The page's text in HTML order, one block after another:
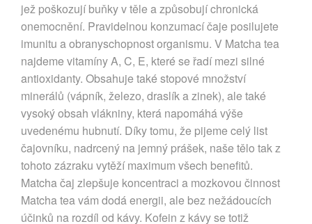
jež poškozují buňky v těle a způsobují chronická
onemocnění. Pravidelnou konzumací čaje posilujete
imunitu a obranyschopnost organismu. V Matcha tea
najdeme vitamíny A, C, E, které se řadí mezi silné
antioxidanty. Obsahuje také stopové množství
minerálů (vápník, železo, draslík a zinek), ale také
vysoký obsah vlákniny, která napomáhá výše
uvedenému hubnutí. Díky tomu, že pijeme celý list
čajovníku, nadrcený na jemný prášek, naše tělo tak z
tohoto zázraku vytěží maximum všech benefitů.
Matcha čaj zlepšuje koncentraci a mozkovou činnost
Matcha tea vám dodá energii, ale bez nežádoucích
účinků na rozdíl od kávy. Kofein z kávy se totiž